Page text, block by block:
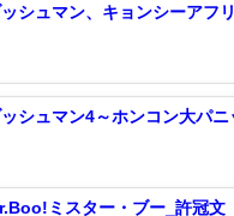
シュマン、キョンシーアフ
シュマン4～ホンコン大パニ
ミスター・ブー_許冠文